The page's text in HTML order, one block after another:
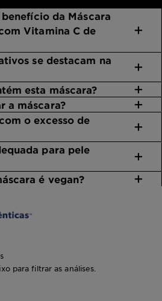
da Máscara
Vitamina C de
se destacam na
esta máscara?
a máscara?
o excesso de
para pele
é vegan?
para filtrar as análises.